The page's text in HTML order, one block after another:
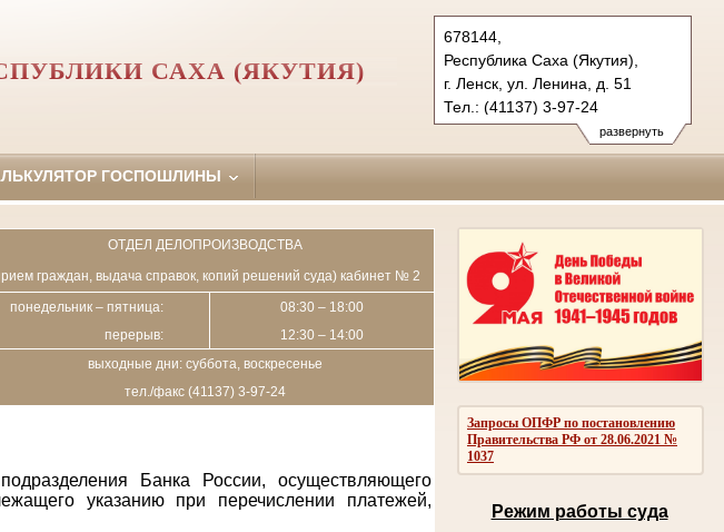
развернуть
678144,
Республика Саха (Якутия),
г. Ленск, ул. Ленина, д. 51
Тел.: (41137) 3-97-24
lensk.jak@sudrf.ru
САХА (ЯКУТИЯ)
ГОСПОШЛИНЫ
Запросы ОПФР по постановлению
Правительства РФ от 28.06.2021 №
1037
Режим работы суда
ОТДЕЛ ДЕЛОПРОИЗВОДСТВА
граждан, выдача справок, копий решений суда) кабинет № 2
понедельник – пятница:
перерыв:
08:30 – 18:00
12:30 – 14:00
выходные дни: суббота, воскресенье
тел./факс (41137) 3-97-24
Банка России, осуществляющего
указанию при перечислении платежей,